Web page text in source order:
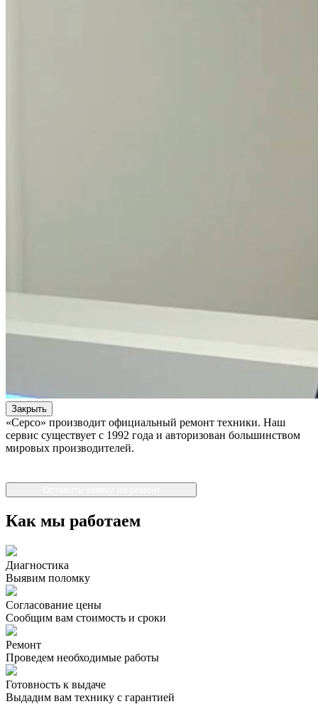
Закрыть
«Серсо» производит официальный ремонт техники. Наш
сервис существует с 1992 года и авторизован большинством
мировых производителей.
Как мы работаем
Диагностика
Выявим поломку
Согласование цены
Сообщим вам стоимость и сроки
Ремонт
Проведем необходимые работы
Готовность к выдаче
Выдадим вам технику с гарантией